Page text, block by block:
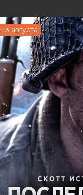
13 августа